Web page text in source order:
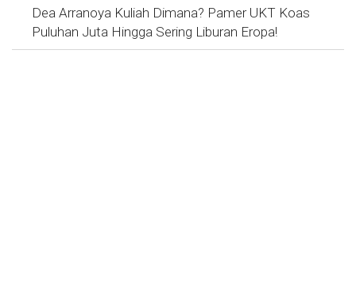
Dea Arranoya Kuliah Dimana? Pamer UKT Koas
Puluhan Juta Hingga Sering Liburan Eropa!